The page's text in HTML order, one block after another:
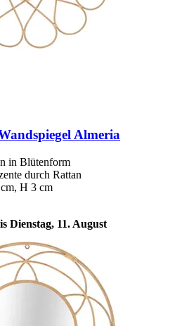
Almeria
in Blütenform
durch Rattan
H 3 cm
Dienstag, 11. August